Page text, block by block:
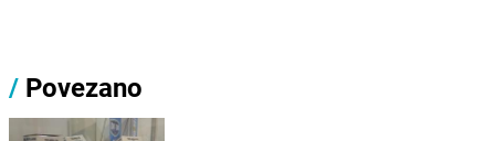
/ Povezano